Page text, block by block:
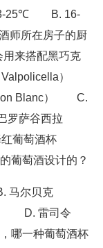
25℃ B. 16-
所在房子的厨
来搭配黑巧克
Valpolicella）
Blanc） C.
萨谷西拉
葡萄酒杯
葡萄酒设计的？
马尔贝克
D. 雷司令
哪一种葡萄酒杯